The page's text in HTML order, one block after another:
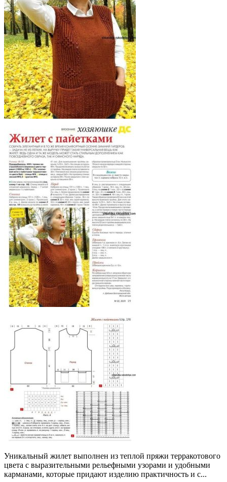
Уникальный жилет выполнен из теплой пряжи терракотового
цвета с выразительными рельефными узорами и удобными
карманами, которые придают изделию практичность и с...